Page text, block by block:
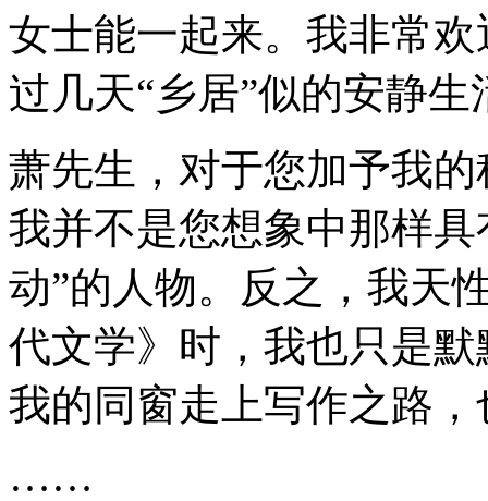
女士能一起来。我非常
过几天“乡居”似的安静生
萧先生，对于您加予我
我并不是您想象中那样
动”的人物。反之，我天
代文学》时，我也只是
我的同窗走上写作之路
……